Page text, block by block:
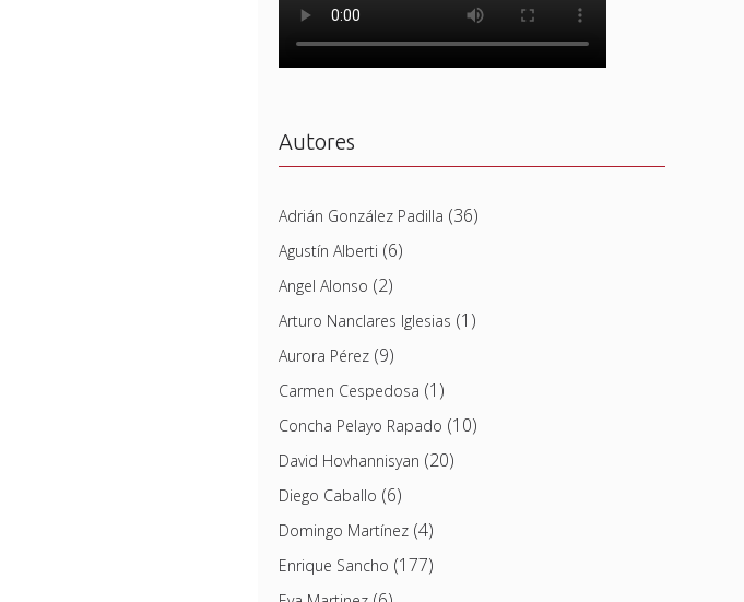
Autores
Adrián González Padilla (36)
Agustín Alberti (6)
Angel Alonso (2)
Arturo Nanclares Iglesias (1)
Aurora Pérez(9)
Carmen Cespedosa (1)
Concha Pelayo Rapado (10)
David Hovhannisyan (20)
Diego Caballo (6)
Domingo Martínez(4)
Enrique Sancho (177)